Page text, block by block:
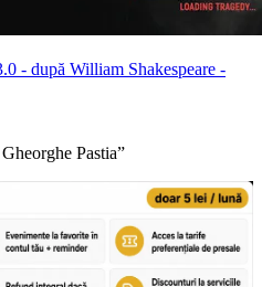
- după William Shakespeare -
Pastia”